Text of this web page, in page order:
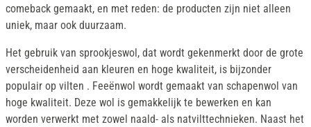
comeback gemaakt, en met reden: de producten zijn niet alleen
uniek, maar ook duurzaam.
Het gebruik van sprookjeswol, dat wordt gekenmerkt door de grote
verscheidenheid aan kleuren en hoge kwaliteit, is bijzonder
populair op vilten . Feeënwol wordt gemaakt van schapenwol van
hoge kwaliteit. Deze wol is gemakkelijk te bewerken en kan
worden verwerkt met zowel naald- als natvilttechnieken. Naast het